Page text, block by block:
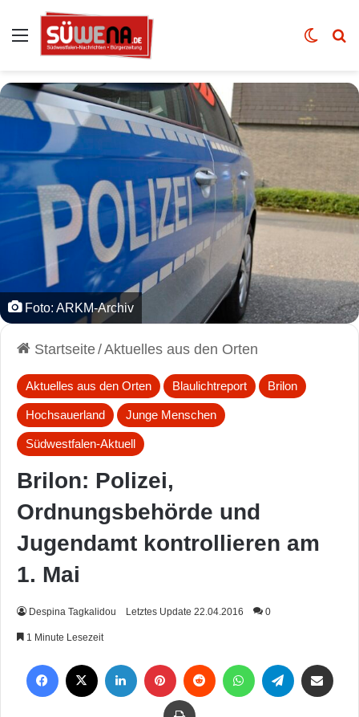
Auswahl Skin
Foto: ARKM-Archiv
Startseite/Aktuelles aus den Orten
Aktuelles aus den Orten Blaulichtreport Brilon
Hochsauerland Junge Menschen
Südwestfalen-Aktuell
Brilon: Polizei,
Ordnungsbehörde und
Jugendamt kontrollieren am
1. Mai
Despina Tagkalidou Letztes Update 22.04.2016 0
1 Minute Lesezeit
Drucken